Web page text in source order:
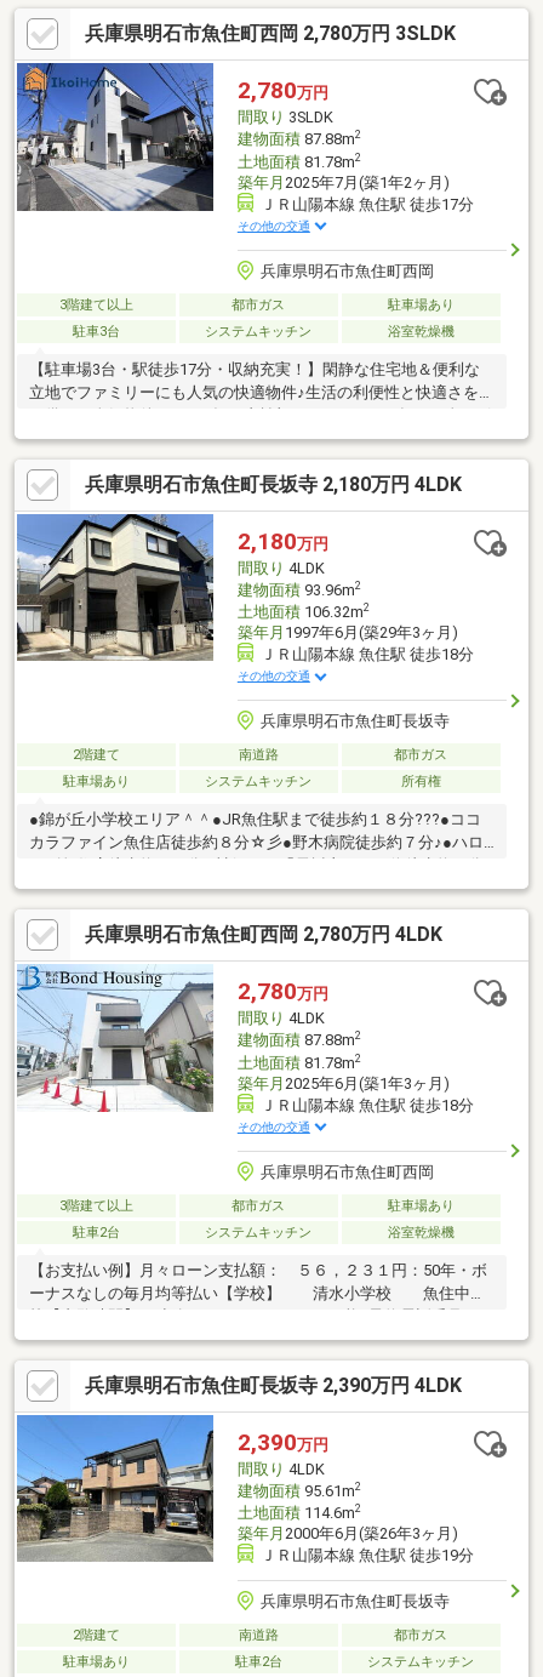
♪ゆっくりと店内でご相談ください♪どんな小さな事でもご相談く
ださい！エージェントが全力でお手伝い・サポートさせていただ
きます!
兵庫県明石市魚住町西岡 2,780万円 3SLDK
2,780万円
間取り 3SLDK
建物面積87.88m2
土地面積81.78m2
築年月 2025年7月(築1年2ヶ月)
ＪＲ山陽本線 魚住駅 徒歩17分
その他の交通
兵庫県明石市魚住町西岡
3階建て以上 都市ガス
駐車場あり
駐車3台
システムキッチン 浴室乾燥機
【駐車場3台・駅徒歩17分・収納充実！】閑静な住宅地＆便利な
立地でファミリーにも人気の快適物件♪生活の利便性と快適さを兼
ーナスなし毎月均等【365日内覧OK！】見学予約は赤いボタンか
ら簡単＆無料♪当日・翌日の希望もお気軽に！お電話でも予約
OK→078-939-9777＼他社見積もご相談歓迎！／購入時の諸費用も
納得のご提案。住宅の構造・性能も丁寧にご説明します！国交省
認定の住宅診断が無料で安心！ Google口コミ必見 「丁寧」「親
切」「対応が早い」など高評価多数！信頼の接客で安心の住まい
探しを。
兵庫県明石市魚住町長坂寺 2,180万円 4LDK
2,180万円
間取り 4LDK
建物面積93.96m2
土地面積106.32m2
築年月 1997年6月(築29年3ヶ月)
ＪＲ山陽本線 魚住駅 徒歩18分
その他の交通
兵庫県明石市魚住町長坂寺
2階建て 南道路
都市ガス
駐車場あり
システムキッチン 所有権
●錦が丘小学校エリア＾＾●JR魚住駅まで徒歩約１８分???●ココ
カラファイン魚住店徒歩約８分☆彡●野木病院徒歩約７分♪●ハロ
☆●リフォーム歴あり、給湯器2023年交換済、 リンナイマイク
ロバブルバス採用＾＾室内キレイに大変丁寧に使用されておりま
す。ぜひぜひお気軽にお問合せください！
兵庫県明石市魚住町西岡 2,780万円 4LDK
2,780万円
間取り 4LDK
建物面積87.88m2
土地面積81.78m2
築年月 2025年6月(築1年3ヶ月)
ＪＲ山陽本線 魚住駅 徒歩18分
その他の交通
兵庫県明石市魚住町西岡
3階建て以上 都市ガス
駐車場あり
駐車2台
システムキッチン 浴室乾燥機
【お支払い例】月々ローン支払額： ５６，２３１円：50年・ボ
ーナスなしの毎月均等払い【学校】 清水小学校 魚住中学
0120-337-279まで！（最短お電話15分後よりご見学可能です）●
〇ボンドハウジングの6つのサービス〇●①多数の取引実績からな
る価格交渉力②住宅ローンの一括審査で最大優遇検索③追加リ
フォームやデザインの相談④住替えをご検討のお客様の現宅、売
却・買取サービス⑤未掲載物件情報提供サービス⑥ご案内から
お引き渡しまではもちろん！不動産のワンストップサービス
兵庫県明石市魚住町長坂寺 2,390万円 4LDK
2,390万円
間取り 4LDK
建物面積95.61m2
土地面積114.6m2
築年月 2000年6月(築26年3ヶ月)
ＪＲ山陽本線 魚住駅 徒歩19分
兵庫県明石市魚住町長坂寺
2階建て 南道路
都市ガス
駐車場あり
駐車2台 システムキッチン